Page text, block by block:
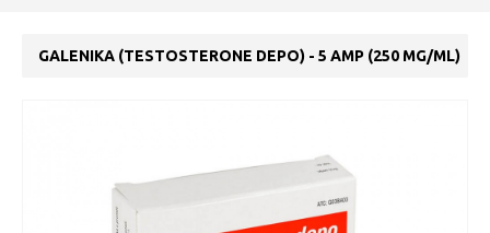
GALENIKA (TESTOSTERONE DEPO) - 5 AMP (250 MG/ML)